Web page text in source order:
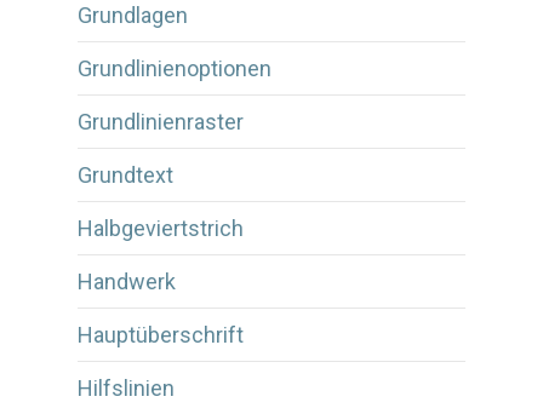
Grundlagen
Grundlinienoptionen
Grundlinienraster
Grundtext
Halbgeviertstrich
Handwerk
Hauptüberschrift
Hilfslinien